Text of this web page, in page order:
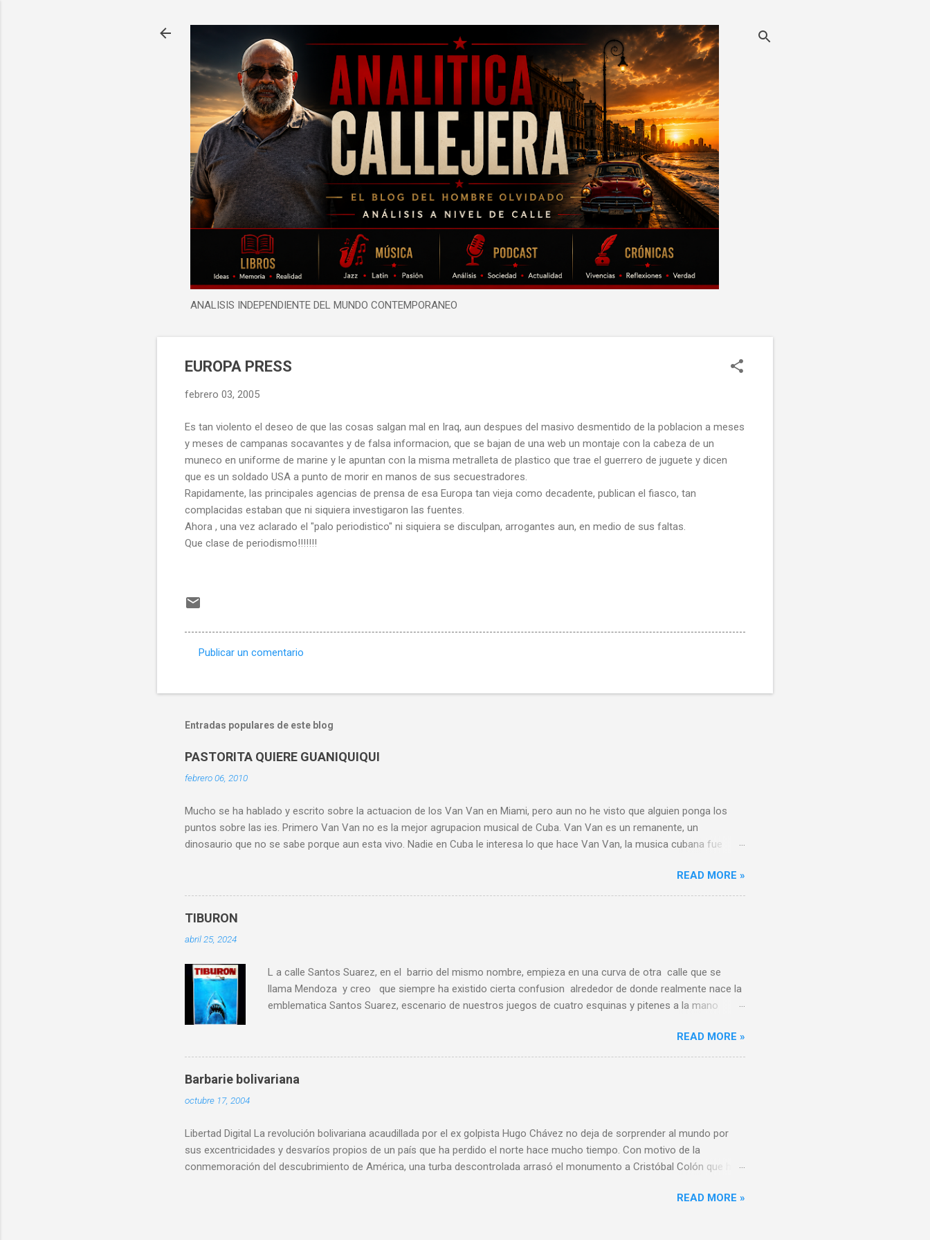
ANALISIS INDEPENDIENTE DEL MUNDO CONTEMPORANEO
EUROPA PRESS
febrero 03, 2005
Es tan violento el deseo de que las cosas salgan mal en Iraq, aun despues del masivo desmentido de la poblacion a meses
y meses de campanas socavantes y de falsa informacion, que se bajan de una web un montaje con la cabeza de un
muneco en uniforme de marine y le apuntan con la misma metralleta de plastico que trae el guerrero de juguete y dicen
que es un soldado USA a punto de morir en manos de sus secuestradores.
Rapidamente, las principales agencias de prensa de esa Europa tan vieja como decadente, publican el fiasco, tan
complacidas estaban que ni siquiera investigaron las fuentes.
Ahora , una vez aclarado el "palo periodistico" ni siquiera se disculpan, arrogantes aun, en medio de sus faltas.
Que clase de periodismo!!!!!!!
e
t
a
o
Publicar un comentario
Entradas populares de este blog
PASTORITA QUIERE GUANIQUIQUI
febrero 06, 2010
Mucho se ha hablado y escrito sobre la actuacion de los Van Van en Miami, pero aun no he visto que alguien ponga los
puntos sobre las ies. Primero Van Van no es la mejor agrupacion musical de Cuba. Van Van es un remanente, un
dinosaurio que no se sabe porque aun esta vivo. Nadie en Cuba le interesa lo que hace Van Van, la musica cubana fue
desplazada por una abominacion para la cual no tengo nombre. No existe en estos momentos lo que nosotros
conocimos como musica cubana. Y de lo que se toca ahora en Cuba, no son los Van Van su maximo exponente. ( ni
siquiera se sabe cual es el maximo exponente de aquel bodrio) Los Van Van de Formell ( ahora la banda es comandada
capaces de reeditar la Cabeza Mala de Pedrito el del Sombrero, grotescamente su...
READ MORE »
TIBURON
abril 25, 2024
L a calle Santos Suarez, en el barrio del mismo nombre, empieza en una curva de otra calle que se
llama Mendoza y creo que siempre ha existido cierta confusion alrededor de donde realmente nace la
emblematica Santos Suarez, escenario de nuestros juegos de cuatro esquinas y pitenes a la mano
ferreteria. Despues de Serrano las citadas rutas de guagua tenian una parada en la esquina de Santos
Suarez y 10 de Octubre donde estaban Pizzeria Sorrento y el cine Apolo. El cine Apolo era uno entre
tantos que tenia mi barrio: Alameda, Moderno, Florida, Santos Suarez, Mara, Los Angeles, Santa Catalina,
READ MORE »
Barbarie bolivariana
octubre 17, 2004
Libertad Digital La revolución bolivariana acaudillada por el ex golpista Hugo Chávez no deja de sorprender al mundo por
sus excentricidades y desvaríos propios de un país que ha perdido el norte hace mucho tiempo. Con motivo de la
conmemoración del descubrimiento de América, una turba descontrolada arrasó el monumento a Cristóbal Colón que hay,
venezolano ha contribuido a semejante comportamiento por parte de unos vándalos que pretendían vengar la memoria de
READ MORE »